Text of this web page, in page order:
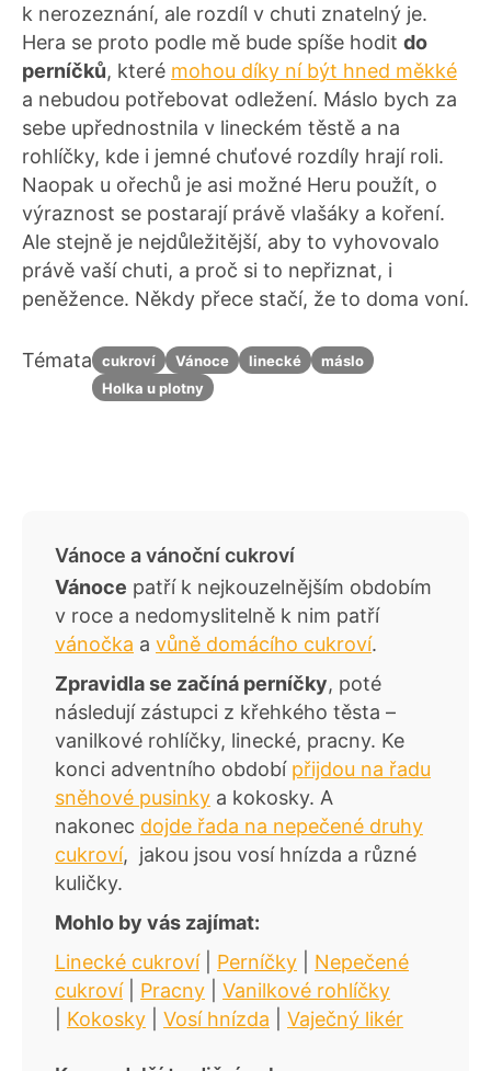
k nerozeznání, ale rozdíl v chuti znatelný je.
Hera se proto podle mě bude spíše hodit do
perníčků, které mohou díky ní být hned měkké
a nebudou potřebovat odležení. Máslo bych za
sebe upřednostnila v lineckém těstě a na
rohlíčky, kde i jemné chuťové rozdíly hrají roli.
Naopak u ořechů je asi možné Heru použít, o
výraznost se postarají právě vlašáky a koření.
Ale stejně je nejdůležitější, aby to vyhovovalo
právě vaší chuti, a proč si to nepřiznat, i
peněžence. Někdy přece stačí, že to doma voní.
Témata cukroví Vánoce linecké
máslo
Holka u plotny
Vánoce a vánoční cukroví
Vánoce patří k nejkouzelnějším obdobím
v roce a nedomyslitelně k nim patří
vánočka a vůně domácího cukroví.
Zpravidla se začíná perníčky, poté
následují zástupci z křehkého těsta –
vanilkové rohlíčky, linecké, pracny. Ke
konci adventního období přijdou na řadu
sněhové pusinky a kokosky. A
nakonec dojde řada na nepečené druhy
cukroví, jakou jsou vosí hnízda a různé
kuličky.
Mohlo by vás zajímat:
Linecké cukroví| Perníčky
Nepečené
cukroví| Pracny
Vanilkové rohlíčky
Kokosky Vosí hnízda Vaječný likér